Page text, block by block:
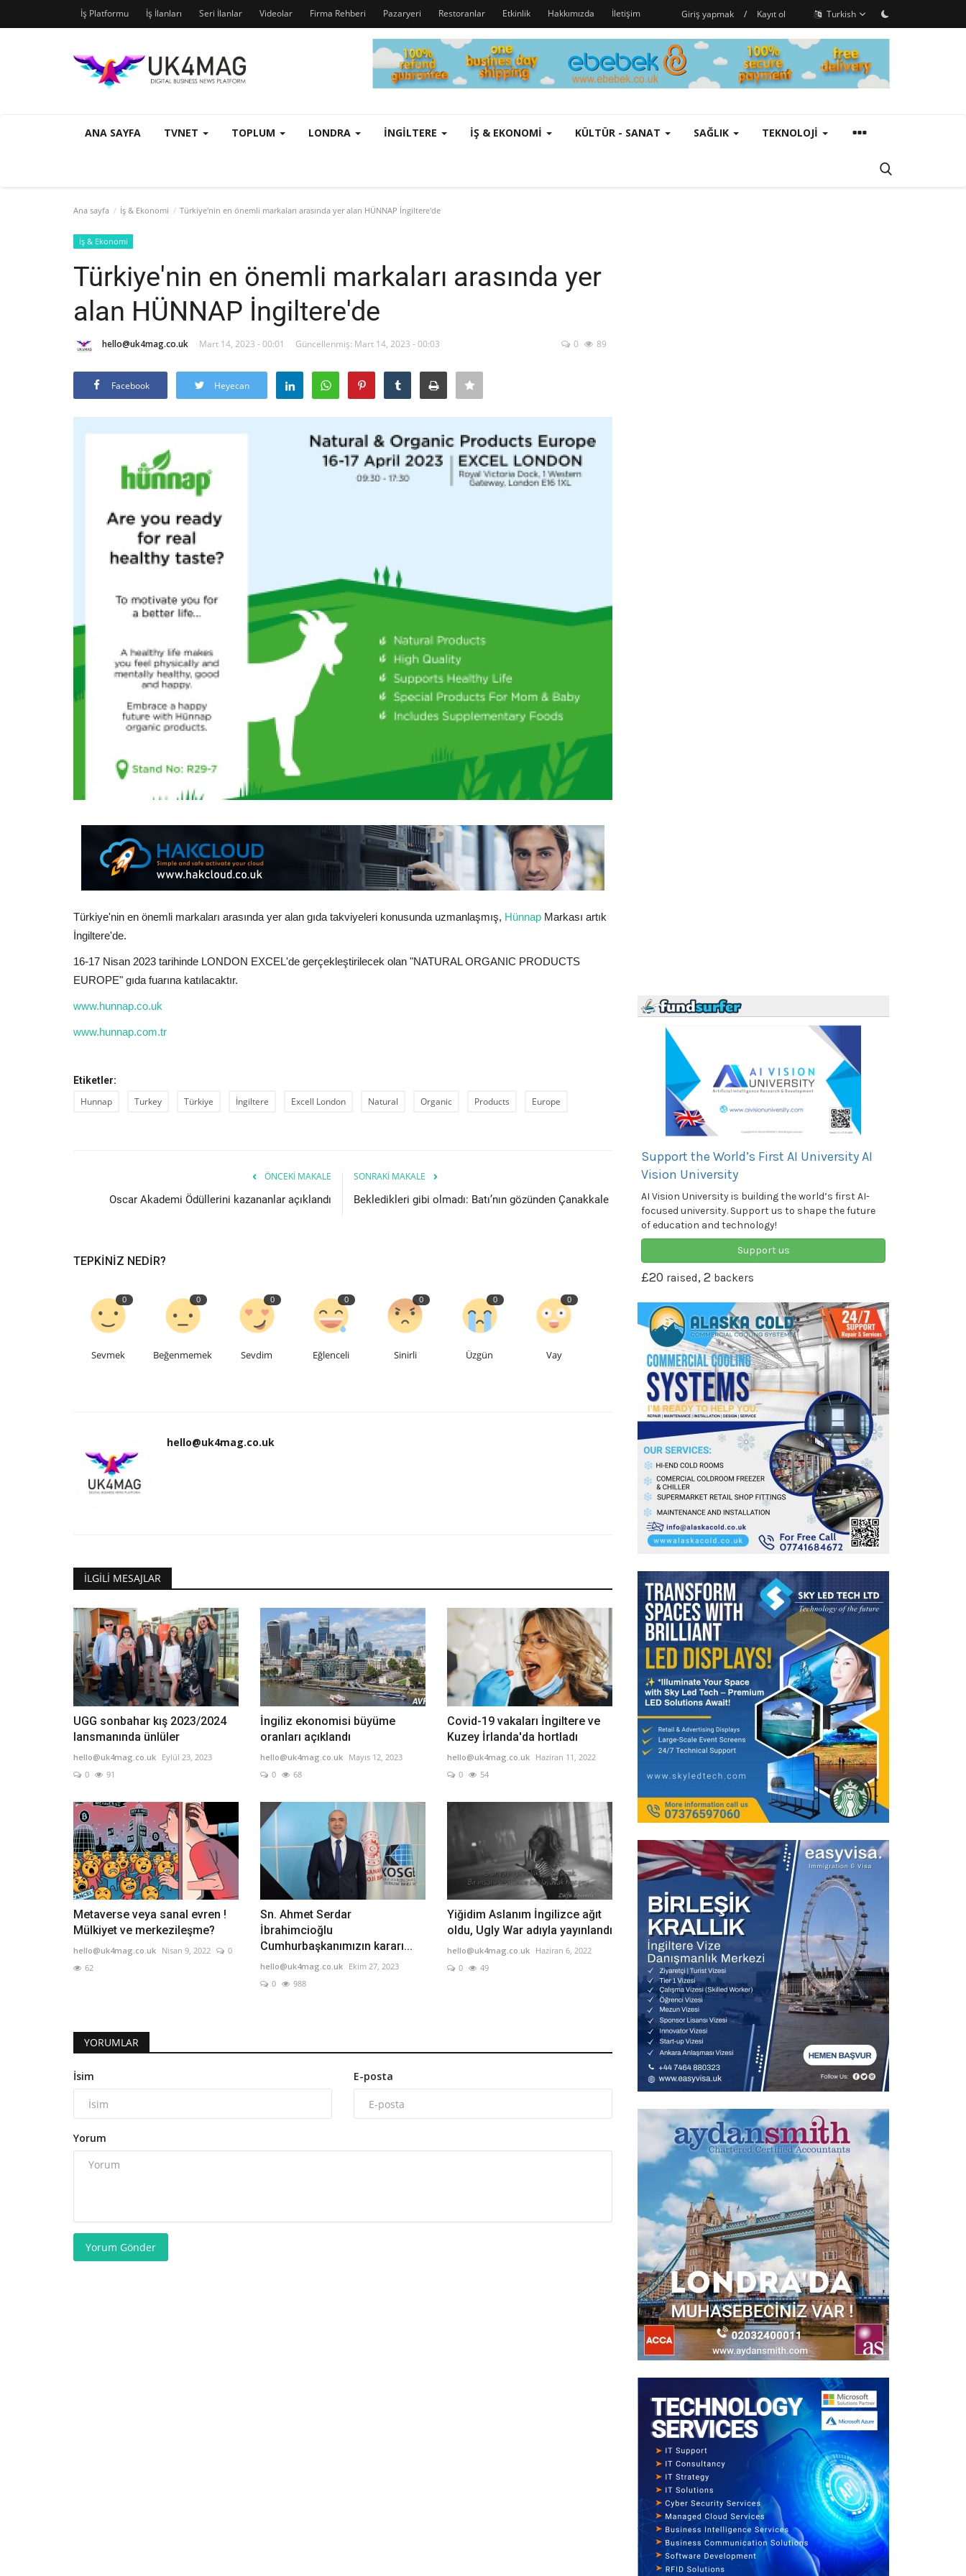
İş Platformu İş İlanları Seri İlanlar Videolar Firma Rehberi Pazaryeri Restoranlar Etkinlik Hakkımızda İletişim Giriş yapmak / Kayıt ol Turkish
ANA SAYFA TVNET TOPLUM LONDRA İNGILTERE İŞ & EKONOMI KÜLTÜR - SANAT SAĞLIK TEKNOLOJI
Ana sayfa İş & Ekonomi Türkiye'nin en önemli markaları arasında yer alan HÜNNAP İngiltere'de
İş & Ekonomi
Türkiye'nin en önemli markaları arasında yer
alan HÜNNAP İngiltere'de
hello@uk4mag.co.uk Mart 14, 2023 - 00:01 Güncellenmiş: Mart 14, 2023 - 00:03 0 89
Facebook Heyecan
Türkiye'nin en önemli markaları arasında yer alan gıda takviyeleri konusunda uzmanlaşmış, Hünnap Markası artık
İngiltere'de.
16-17 Nisan 2023 tarihinde LONDON EXCEL'de gerçekleştirilecek olan "NATURAL ORGANIC PRODUCTS
EUROPE" gıda fuarına katılacaktır.
www.hunnap.co.uk
www.hunnap.com.tr
Etiketler:
Hunnap Turkey Türkiye İngiltere Excell London Natural Organic Products Europe
ÖNCEKI MAKALE
Oscar Akademi Ödüllerini kazananlar açıklandı
SONRAKI MAKALE
Bekledikleri gibi olmadı: Batı’nın gözünden Çanakkale
TEPKINIZ NEDIR?
0
Sevmek
0
Beğenmemek
0
Sevdim
0
Eğlenceli
0
Sinirli
0
Üzgün
0
Vay
hello@uk4mag.co.uk
İLGILI MESAJLAR
UGG sonbahar kış 2023/2024
lansmanında ünlüler
hello@uk4mag.co.uk Eylül 23, 2023
0
91
İngiliz ekonomisi büyüme
oranları açıklandı
hello@uk4mag.co.uk
Mayıs 12, 2023
0
68
Covid-19 vakaları İngiltere ve
Kuzey İrlanda'da hortladı
hello@uk4mag.co.uk
Haziran 11, 2022
0
54
Metaverse veya sanal evren !
Mülkiyet ve merkezileşme?
hello@uk4mag.co.uk Nisan 9, 2022
0
62
Sn. Ahmet Serdar
İbrahimcioğlu
Cumhurbaşkanımızın kararı...
hello@uk4mag.co.uk
Ekim 27, 2023
0
988
Yiğidim Aslanım İngilizce ağıt
oldu, Ugly War adıyla yayınlandı
hello@uk4mag.co.uk
Haziran 6, 2022
0
49
YORUMLAR
İsim E-posta
Yorum
Yorum Gönder